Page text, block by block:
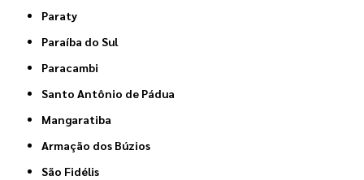
Paraty
Paraíba do Sul
Paracambi
Santo Antônio de Pádua
Mangaratiba
Armação dos Búzios
São Fidélis